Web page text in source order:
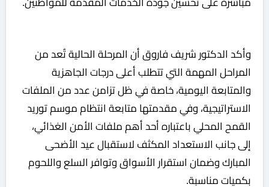
مباشرة على تحسين جودة الخدمات المقدمة للمواطنين.
وأكد الدكتور شريف فاروق أن المرحلة الحالية تُعد من
المراحل المهمة التي تتطلب أعلى درجات الجاهزية
والمتابعة اليومية، خاصة في ظل تزامن عدد من الملفات
الاستراتيجية، وفي مقدمتها متابعة انتظام موسم توريد
القمح المحلي باعتباره أحد أهم ملفات الأمن الغذائي،
إلى جانب الاستعداد المكثف لاستقبال عيد الأضحى
المبارك وضمان استقرار الأسواق وتوافر السلع واللحوم
بكميات مناسبة.